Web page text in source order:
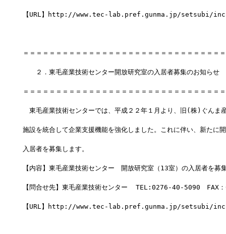
【URL】http://www.tec-lab.pref.gunma.jp/setsubi/
＝＝＝＝＝＝＝＝＝＝＝＝＝＝＝＝＝＝＝＝＝＝＝＝＝＝＝＝＝＝
２．東毛産業技術センター開放研究室の入居者募集のお知らせ
＝＝＝＝＝＝＝＝＝＝＝＝＝＝＝＝＝＝＝＝＝＝＝＝＝＝＝＝＝＝
東毛産業技術センターでは、平成２２年１月より、旧(株)ぐんま
施設を統合して企業支援機能を強化しました。これに伴い、新たに
入居者を募集します。
【内容】東毛産業技術センター　開放研究室（13室）の入居者を募
【問合せ先】東毛産業技術センター  TEL:0276-40-5090　FAX
【URL】http://www.tec-lab.pref.gunma.jp/setsubi/